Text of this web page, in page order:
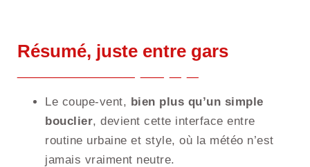
Résumé, juste entre gars
Le coupe-vent, bien plus qu’un simple
bouclier, devient cette interface entre
routine urbaine et style, où la météo n’est
jamais vraiment neutre.